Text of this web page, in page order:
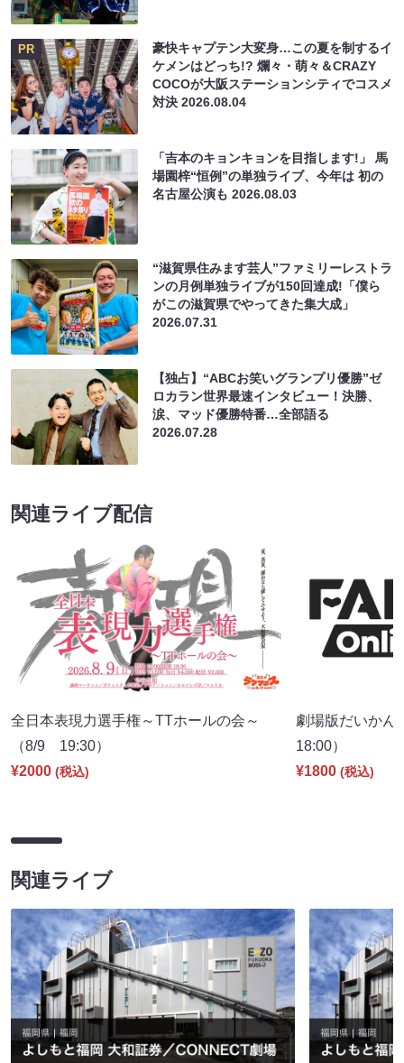
PR
豪快キャプテン大変身…この夏を制するイ
ケメンはどっち!? 爛々・萌々＆CRAZY
COCOが大阪ステーションシティでコスメ
対決2026.08.04
「吉本のキョンキョンを目指します!」 馬
場園梓“恒例”の単独ライブ、今年は 初の
名古屋公演も2026.08.03
“滋賀県住みます芸人”ファミリーレストラ
ンの月例単独ライブが150回達成!「僕ら
がこの滋賀県でやってきた集大成」
2026.07.31
【独占】“ABCお笑いグランプリ優勝”ゼ
ロカラン世界最速インタビュー！決勝、
涙、マッド優勝特番…全部語る
2026.07.28
関連ライブ配信
全日本表現力選手権～TTホールの会～
（8/9 19:30）
¥2000 (税込)
劇場版だいか
18:00）
¥1800 (税込)
関連ライブ